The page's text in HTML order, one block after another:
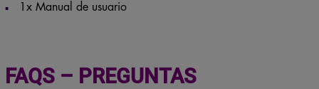
1x Manual de usuario
FAQS – PREGUNTAS